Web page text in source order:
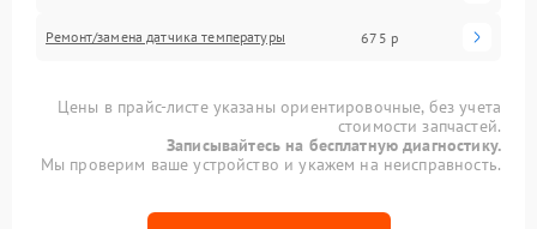
Ремонт/замена датчика температуры 675 р
Цены в прайс-листе указаны ориентировочные, без учета
стоимости запчастей.
Записывайтесь на бесплатную диагностику.
Мы проверим ваше устройство и укажем на неисправность.